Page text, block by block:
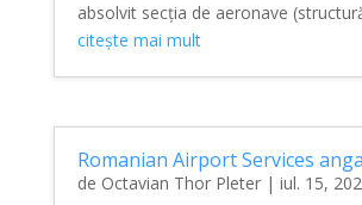
absolvit secția de aeronave
citește mai mult
Romanian Airport Services
de Octavian Thor Pleter| iul. 15,